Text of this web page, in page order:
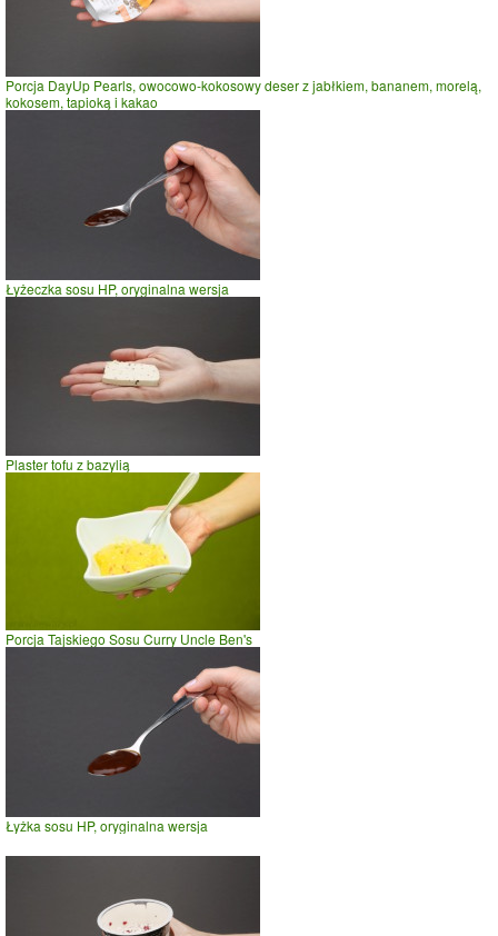
Porcja DayUp Pearls, owocowo-kokosowy deser z jabłkiem, bananem, morelą,
kokosem, tapioką i kakao
Łyżeczka sosu HP, oryginalna wersja
Plaster tofu z bazylią
Porcja Tajskiego Sosu Curry Uncle Ben's
Łyżka sosu HP, oryginalna wersja